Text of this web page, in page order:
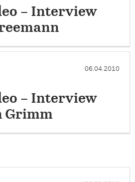
– Interview
06.04.2010
– Interview
Grimm